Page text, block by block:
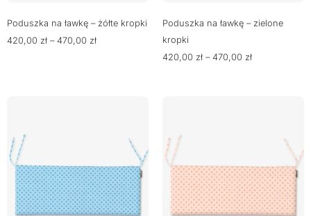
Poduszka na ławkę – żółte kropki
420,00 zł – 470,00 zł
Poduszka na ławkę – zielone
kropki
420,00 zł – 470,00 zł